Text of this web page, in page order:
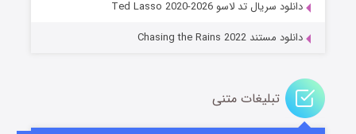
دانلود سریال تد لاسو Ted Lasso 2020-2026
دانلود مستند Chasing the Rains 2022
تبلیغات متنی